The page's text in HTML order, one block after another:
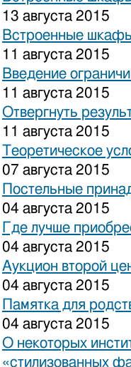
13 августа 2015
Встроенные
11 августа 2015
Введение
11 августа 2015
Отвергнуть
11 августа 2015
Теоретическое
07 августа 2015
Постельные
04 августа 2015
Где лучше
04 августа 2015
Аукцион второй
04 августа 2015
Памятка для
04 августа 2015
О некоторых
«стилизованных